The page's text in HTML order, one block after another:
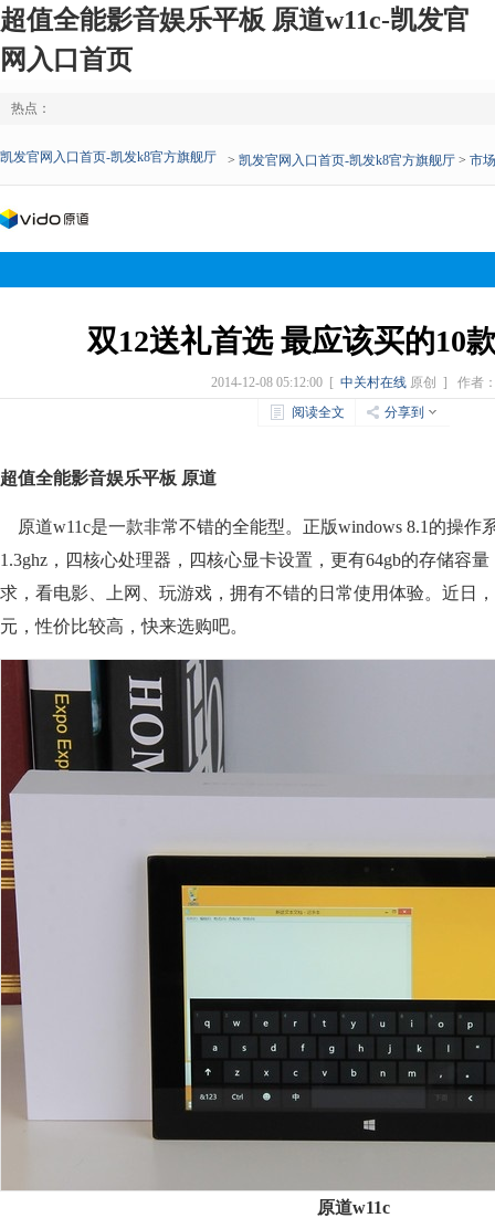
超值全能影音娱乐平板 原道w11c-凯发官
网入口首页
热点：
凯发官网入口首页-凯发k8官方旗舰厅 > 凯发官网入口首页-凯发k8官方旗舰厅 > 市场
双12送礼首选 最应该买的10
2014-12-08 05:12:00[ 中关村在线原创 ]
作者
阅读全文
分享到
超值全能影音娱乐平板 原道
原道w11c是一款非常不错的全能型。正版windows 8.1的操作
1.3ghz，四核心处理器，四核心显卡设置，更有64gb的存储容
求，看电影、上网、玩游戏，拥有不错的日常使用体验。近日
元，性价比较高，快来选购吧。
原道w11c